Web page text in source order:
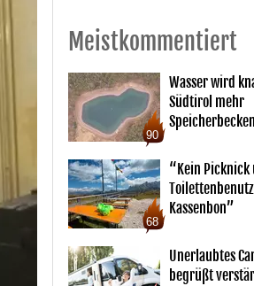
Meistkommentiert
90
Wasser wird
Südtirol mehr
68
“Kein Picknick
Kassenbon”
Unerlaubtes
begrüßt